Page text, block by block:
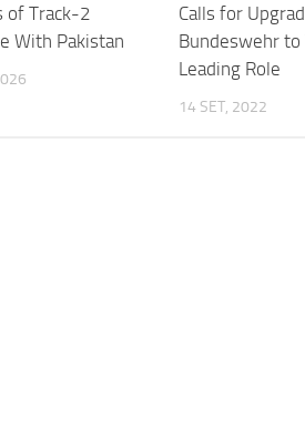
of Track-2
With Pakistan
Calls for
Bundeswehr to
Leading Role
14 SET, 2022